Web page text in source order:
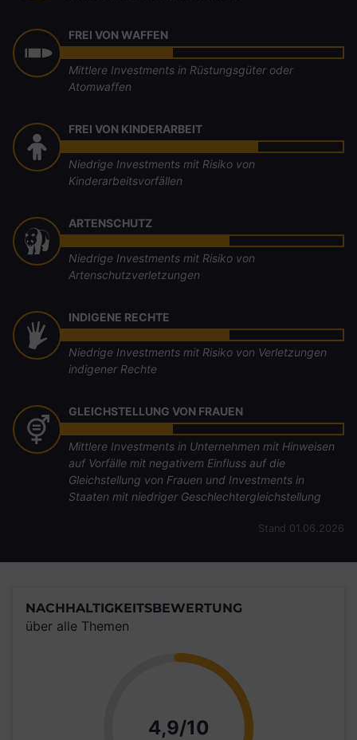
FREI VON WAFFEN
Mittlere Investments in Rüstungsgüter oder
Atomwaffen
FREI VON KINDERARBEIT
Niedrige Investments mit Risiko von
Kinderarbeitsvorfällen
ARTENSCHUTZ
Niedrige Investments mit Risiko von
Artenschutzverletzungen
INDIGENE RECHTE
Niedrige Investments mit Risiko von Verletzungen
indigener Rechte
GLEICHSTELLUNG VON FRAUEN
Mittlere Investments in Unternehmen mit Hinweisen
auf Vorfälle mit negativem Einfluss auf die
Gleichstellung von Frauen und Investments in
Staaten mit niedriger Geschlechtergleichstellung
Stand 01.06.2026
NACHHALTIGKEITSBEWERTUNG
über alle Themen
4,9/10 Punkte